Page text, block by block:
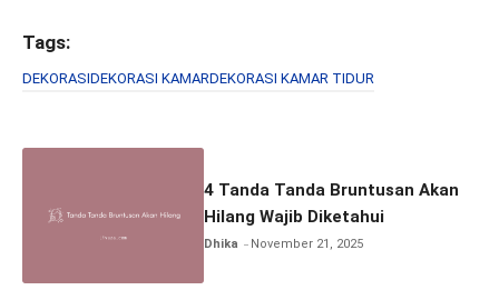
ce
b
o
er
e
Tags:
DEKORASIDEKORASI KAMARDEKORASI KAMAR TIDUR
4 Tanda Tanda Bruntusan Akan
Hilang Wajib Diketahui
Dhika November 21, 2025